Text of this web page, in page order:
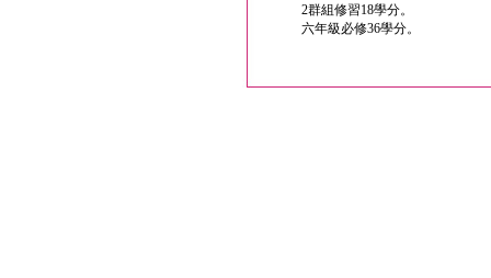
2群組修習18學分。
六年級必修36學分。